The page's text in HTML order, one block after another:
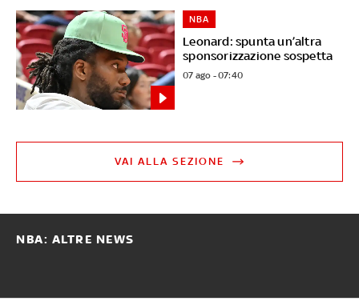
Leonard: spunta un’altra
sponsorizzazione sospetta
NBA
07 ago - 07:40
VAI ALLA SEZIONE
NBA: ALTRE NEWS